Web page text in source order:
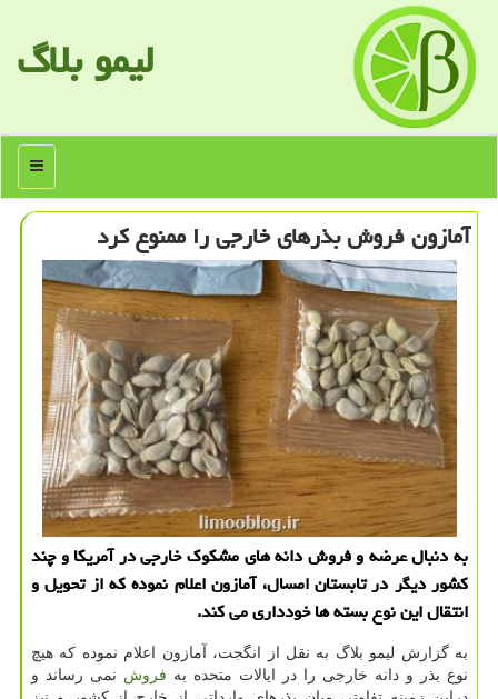
لیمو بلاگ
منو
آمازون فروش بذرهای خارجی را ممنوع كرد
به دنبال عرضه و فروش دانه های مشكوك خارجی در آمریكا و چند
كشور دیگر در تابستان امسال، آمازون اعلام نموده كه از تحویل و
انتقال این نوع بسته ها خودداری می كند.
به گزارش لیمو بلاگ به نقل از انگجت، آمازون اعلام نموده که هیچ
نوع بذر و دانه خارجی را در ایالات متحده به فروش نمی رساند و